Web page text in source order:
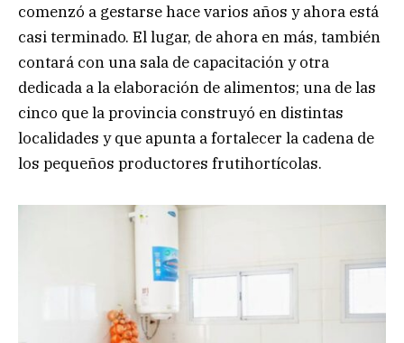
comenzó a gestarse hace varios años y ahora está
casi terminado. El lugar, de ahora en más, también
contará con una sala de capacitación y otra
dedicada a la elaboración de alimentos; una de las
cinco que la provincia construyó en distintas
localidades y que apunta a fortalecer la cadena de
los pequeños productores frutihortícolas.